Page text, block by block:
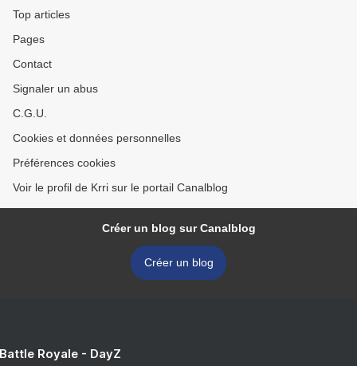
Top articles
Pages
Contact
Signaler un abus
C.G.U.
Cookies et données personnelles
Préférences cookies
Voir le profil de Krri sur le portail Canalblog
Créer un blog sur Canalblog
Créer un blog
Royale - DayZ